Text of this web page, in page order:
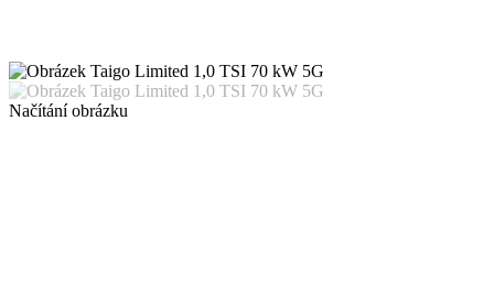
Načítání obrázku